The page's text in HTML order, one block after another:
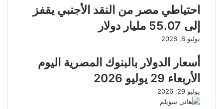
احتياطي مصر من النقد الأجنبي يقفز
إلى 55.07 مليار دولار
يوليو 8, 2026
أسعار الدولار بالبنوك المصرية اليوم
الأربعاء 29 يوليو 2026
يوليو 29, 2026